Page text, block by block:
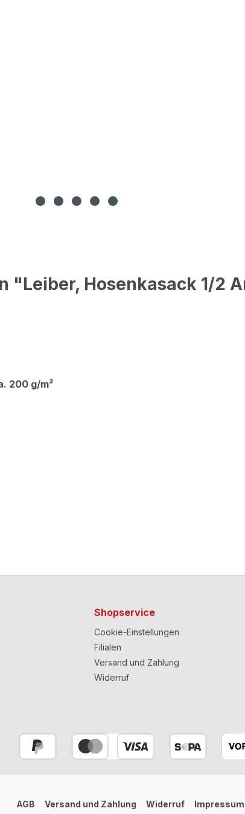
"Leiber, Hosenkasack 1/2
200 g/m²
Shopservice
Cookie-Einstellungen
Filialen
Versand und Zahlung
Widerruf
AGB Versand und Zahlung Widerruf Impressum